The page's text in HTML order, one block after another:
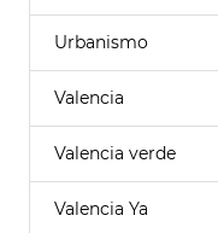
Urbanismo
Valencia
Valencia verde
Valencia Ya